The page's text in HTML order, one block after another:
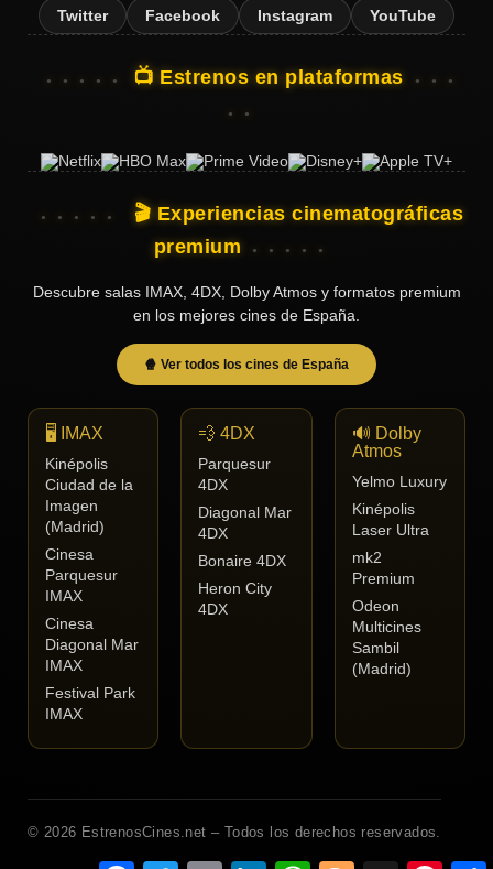
Twitter Facebook Instagram YouTube
📺 Estrenos en plataformas
🎬 Experiencias cinematográficas
premium
Descubre salas IMAX, 4DX, Dolby Atmos y formatos premium
en los mejores cines de España.
🍿 Ver todos los cines de España
🖥️ IMAX
Kinépolis
Ciudad de la
Imagen
(Madrid)
Cinesa
Parquesur
IMAX
Cinesa
Diagonal Mar
IMAX
Festival Park
IMAX
💨 4DX
Parquesur
4DX
Diagonal Mar
4DX
Bonaire 4DX
Heron City
4DX
🔊 Dolby
Atmos
Yelmo Luxury
Kinépolis
Laser Ultra
mk2
Premium
Odeon
Multicines
Sambil
(Madrid)
© 2026 EstrenosCines.net – Todos los derechos reservados.